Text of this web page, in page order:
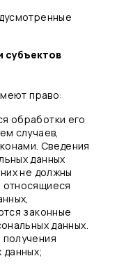
субъектов
право:
обработки его
случаев,
Сведения
данных
не должны
законные
данных.
данных;